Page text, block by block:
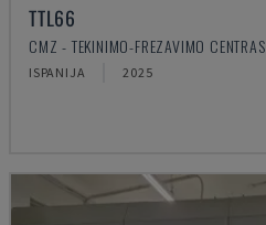
TTL66
CMZ - TEKINIMO-FREZAVIMO CENTRAS
ISPANIJA 2025